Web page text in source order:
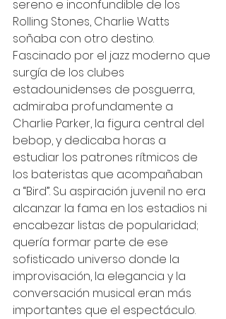
sereno e inconfundible de los
Rolling Stones, Charlie Watts
soñaba con otro destino.
Fascinado por el jazz moderno que
surgía de los clubes
estadounidenses de posguerra,
admiraba profundamente a
Charlie Parker, la figura central del
bebop, y dedicaba horas a
estudiar los patrones rítmicos de
los bateristas que acompañaban
a “Bird”. Su aspiración juvenil no era
alcanzar la fama en los estadios ni
encabezar listas de popularidad;
quería formar parte de ese
sofisticado universo donde la
improvisación, la elegancia y la
conversación musical eran más
importantes que el espectáculo.